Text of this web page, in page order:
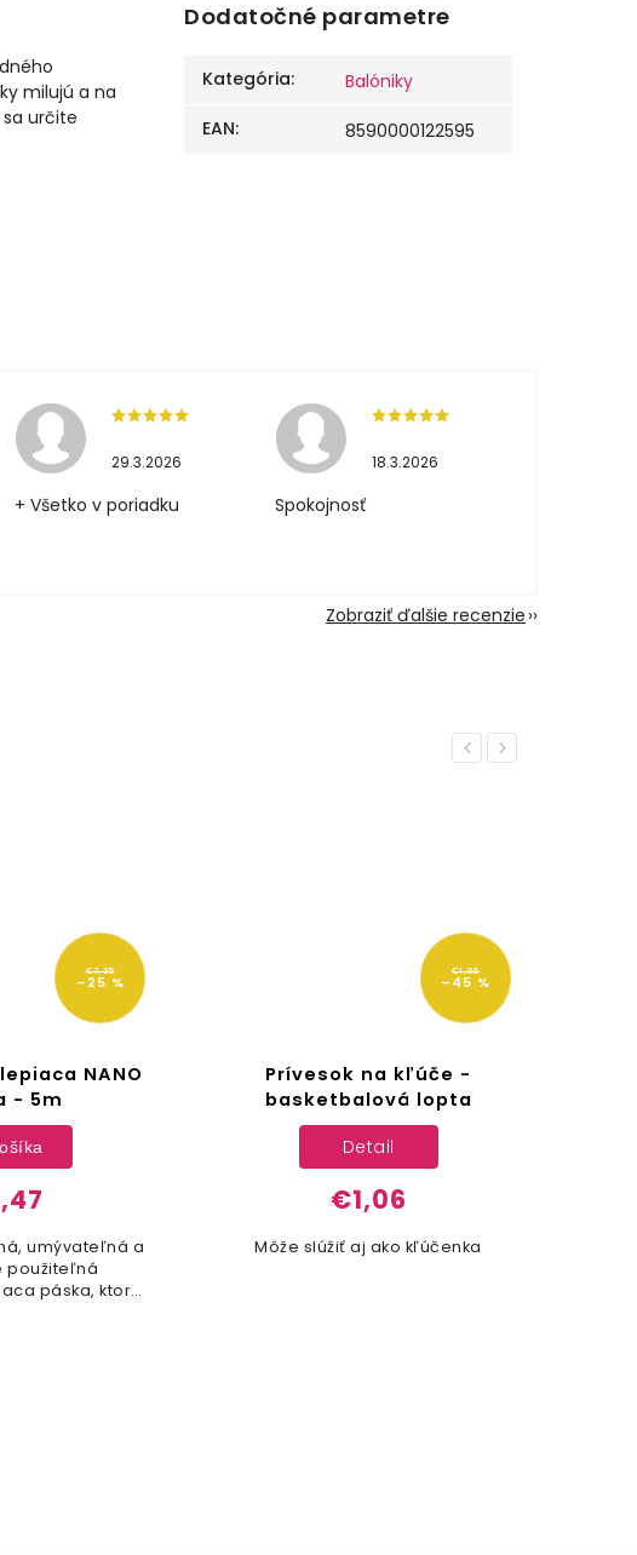
milujú a na
určite
Dodatočné parametre
Kategória:
Balóniky
EAN: 8590000122595
29.3.2026
+ Všetko v poriadku
18.3.2026
Spokojnosť
Zobraziť ďalšie recenzie
Previous
€7,35
–25 %
NANO
- 5m
umývateľná a
použiteľná
páska, ktorá
€1,96
–45 %
Prívesok na kľúče -
basketbalová lopta
€1,06
Detail
Môže slúžiť aj ako kľúčenka
Next